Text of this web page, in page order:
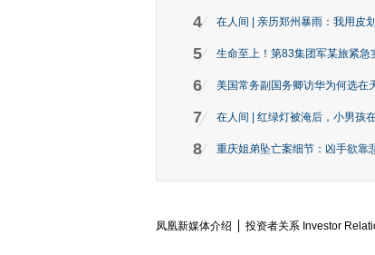
4 在人间 | 亲历郑州暴雨：我用皮
5 生命至上！第83集团军某旅紧急
6 美国常务副国务卿访华为何选在
7 在人间 | 红绿灯被淹后，小男孩
8 重庆姐弟坠亡案细节：凶手欲靠
凤凰新媒体介绍 投资者关系 Investor